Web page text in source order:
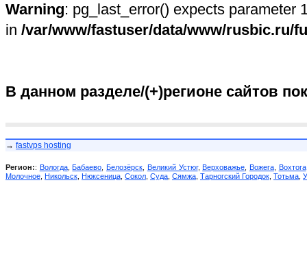
Warning: pg_last_error() expects parameter
in /var/www/fastuser/data/www/rusbic.ru/
В данном разделе/(+)регионе сайтов
→ fastvps hosting
Регион:: Вологда,Бабаево ,Белозёрск Великий Устюг,Верховажье Вожега, Вохтога
Молочное Никольск Нюксеница Сокол Суда Сямжа Тарногский Городок Тотьма